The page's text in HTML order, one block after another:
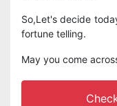
So,Let's decide
fortune telling.
May you come